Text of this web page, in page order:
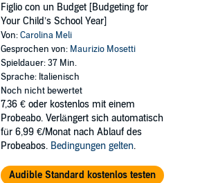
Figlio con un Budget [Budgeting for
Your Child’s School Year]
Von:Carolina Meli
Gesprochen von: Maurizio Mosetti
Spieldauer: 37 Min.
Sprache: Italienisch
Noch nicht bewertet
7,36 € oder kostenlos mit einem
Probeabo. Verlängert sich automatisch
für 6,99 €/Monat nach Ablauf des
Probeabos. Bedingungen gelten.
Audible Standard kostenlos testen